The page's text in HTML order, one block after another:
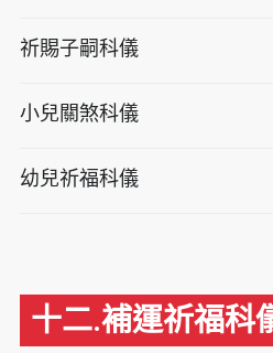
祈賜子嗣科儀
小兒關煞科儀
幼兒祈福科儀
十二.補運祈福科